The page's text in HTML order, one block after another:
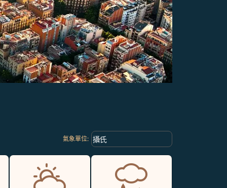
氣象單位: Weather unit option 攝氏 Selected
攝氏
keyboard_arrow_down